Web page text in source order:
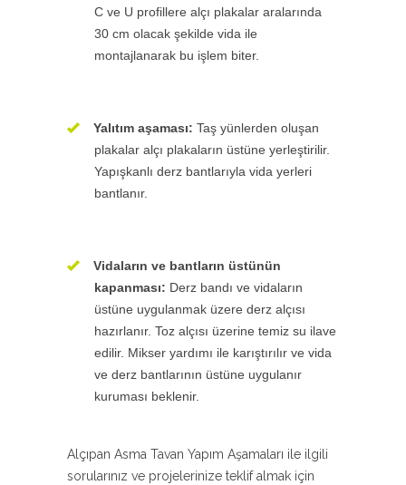
C ve U profillere alçı plakalar aralarında
30 cm olacak şekilde vida ile
montajlanarak bu işlem biter.
Yalıtım aşaması: Taş yünlerden oluşan
plakalar alçı plakaların üstüne yerleştirilir.
Yapışkanlı derz bantlarıyla vida yerleri
bantlanır.
Vidaların ve bantların üstünün
kapanması: Derz bandı ve vidaların
üstüne uygulanmak üzere derz alçısı
hazırlanır. Toz alçısı üzerine temiz su ilave
edilir. Mikser yardımı ile karıştırılır ve vida
ve derz bantlarının üstüne uygulanır
kuruması beklenir.
Alçıpan Asma Tavan Yapım Aşamaları ile ilgili
sorularınız ve projelerinize teklif almak için